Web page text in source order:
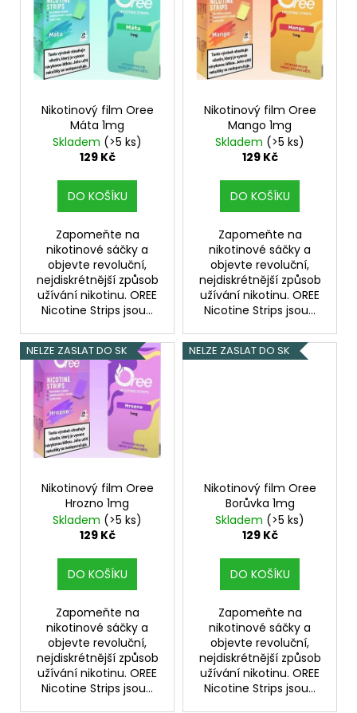
Nikotinový film Oree
Máta 1mg
Skladem (>5 ks)
129 Kč
DO KOŠÍKU
Zapomeňte na
nikotinové sáčky a
objevte revoluční,
nejdiskrétnější způsob
užívání nikotinu. OREE
Nicotine Strips jsou...
Nikotinový film Oree
Mango 1mg
Skladem (>5 ks)
129 Kč
DO KOŠÍKU
Zapomeňte na
nikotinové sáčky a
objevte revoluční,
nejdiskrétnější způsob
užívání nikotinu. OREE
Nicotine Strips jsou...
NELZE ZASLAT DO SK
Nikotinový film Oree
Hrozno 1mg
Skladem (>5 ks)
129 Kč
DO KOŠÍKU
Zapomeňte na
nikotinové sáčky a
objevte revoluční,
nejdiskrétnější způsob
užívání nikotinu. OREE
Nicotine Strips jsou...
NELZE ZASLAT DO SK
Nikotinový film Oree
Borůvka 1mg
Skladem (>5 ks)
129 Kč
DO KOŠÍKU
Zapomeňte na
nikotinové sáčky a
objevte revoluční,
nejdiskrétnější způsob
užívání nikotinu. OREE
Nicotine Strips jsou...